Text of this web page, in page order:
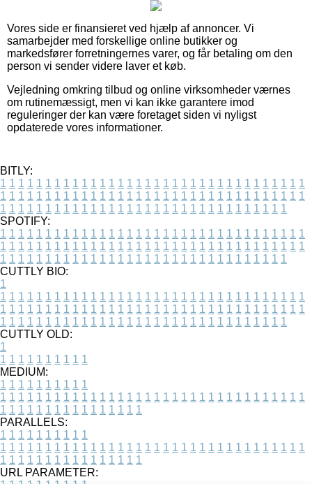
Vores side er finansieret ved hjælp af annoncer. Vi
samarbejder med forskellige online butikker og
markedsfører forretningernes varer, og får betaling om den
person vi sender videre laver et køb.
Vejledning omkring tilbud og online virksomheder værnes
om rutinemæssigt, men vi kan ikke garantere imod
reguleringer der kan være foretaget siden vi nyligst
opdaterede vores informationer.
BITLY:
1 1 1 1 1 1 1 1 1 1 1 1 1 1 1 1 1 1 1 1 1 1 1 1 1 1 1 1 1 1 1 1 1 1
1 1 1 1 1 1 1 1 1 1 1 1 1 1 1 1 1 1 1 1 1 1 1 1 1 1 1 1 1 1 1 1 1 1
1 1 1 1 1 1 1 1 1 1 1 1 1 1 1 1 1 1 1 1 1 1 1 1 1 1 1 1 1 1 1 1
SPOTIFY:
1 1 1 1 1 1 1 1 1 1 1 1 1 1 1 1 1 1 1 1 1 1 1 1 1 1 1 1 1 1 1 1 1 1
1 1 1 1 1 1 1 1 1 1 1 1 1 1 1 1 1 1 1 1 1 1 1 1 1 1 1 1 1 1 1 1 1 1
1 1 1 1 1 1 1 1 1 1 1 1 1 1 1 1 1 1 1 1 1 1 1 1 1 1 1 1 1 1 1 1
CUTTLY BIO:
1
1 1 1 1 1 1 1 1 1 1 1 1 1 1 1 1 1 1 1 1 1 1 1 1 1 1 1 1 1 1 1 1 1 1
1 1 1 1 1 1 1 1 1 1 1 1 1 1 1 1 1 1 1 1 1 1 1 1 1 1 1 1 1 1 1 1 1 1
1 1 1 1 1 1 1 1 1 1 1 1 1 1 1 1 1 1 1 1 1 1 1 1 1 1 1 1 1 1 1 1
CUTTLY OLD:
1
1 1 1 1 1 1 1 1 1 1
MEDIUM:
1 1 1 1 1 1 1 1 1 1
1 1 1 1 1 1 1 1 1 1 1 1 1 1 1 1 1 1 1 1 1 1 1 1 1 1 1 1 1 1 1 1 1 1
1 1 1 1 1 1 1 1 1 1 1 1 1 1 1 1
PARALLELS:
1 1 1 1 1 1 1 1 1 1
1 1 1 1 1 1 1 1 1 1 1 1 1 1 1 1 1 1 1 1 1 1 1 1 1 1 1 1 1 1 1 1 1 1
1 1 1 1 1 1 1 1 1 1 1 1 1 1 1 1
URL PARAMETER: